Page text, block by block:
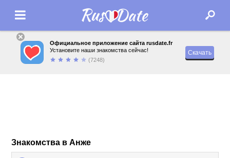
Официальное приложение сайта rusdate.fr
Установите наши знакомства сейчас!
(7248)
Скачать
Знакомства в Анже